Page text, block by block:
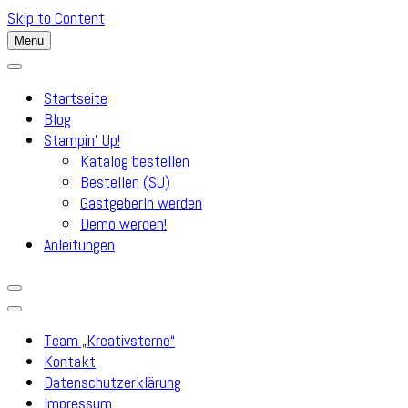
Skip to Content
Menu
Startseite
Blog
Stampin’ Up!
Katalog bestellen
Bestellen (SU)
GastgeberIn werden
Demo werden!
Anleitungen
Team „Kreativsterne“
Kontakt
Datenschutzerklärung
Impressum